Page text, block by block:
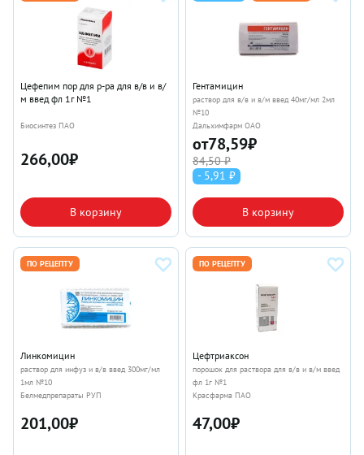
Цефепим пор для р-ра для в/в и в/
м введ фл 1г №1
Биосинтез ПАО
266,00₽
В корзину
Гентамицин
раствор для в/в и в/м введ 40мг/мл 2мл
№10
Дальхимфарм ОАО
от78,59₽
84,50 ₽
- 5,91 ₽
В корзину
ПО РЕЦЕПТУ
Линкомицин
раствор для инфуз и в/в введ 300мг/мл
1мл №10
Белмедпрепараты РУП
201,00₽
ПО РЕЦЕПТУ
Цефтриаксон
порошок для раствора для в/в и в/м введ
фл 1г №1
Красфарма ПАО
47,00₽